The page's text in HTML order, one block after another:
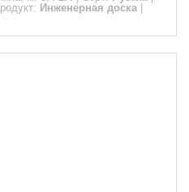
Инженерная доска